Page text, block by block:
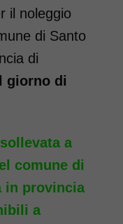
il noleggio
di Santo
di
giorno di
a
comune di
in provincia
a